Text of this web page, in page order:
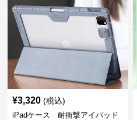
¥3,320 (税込)
iPadケース 耐衝撃アイパッド